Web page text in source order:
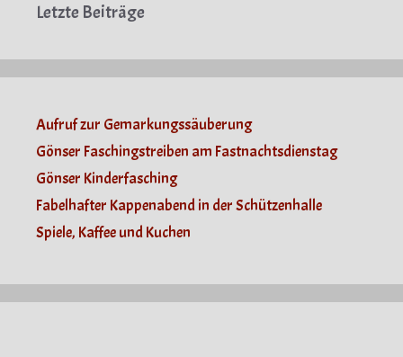
Letzte Beiträge
Aufruf zur Gemarkungssäuberung
Gönser Faschingstreiben am Fastnachtsdienstag
Gönser Kinderfasching
Fabelhafter Kappenabend in der Schützenhalle
Spiele, Kaffee und Kuchen